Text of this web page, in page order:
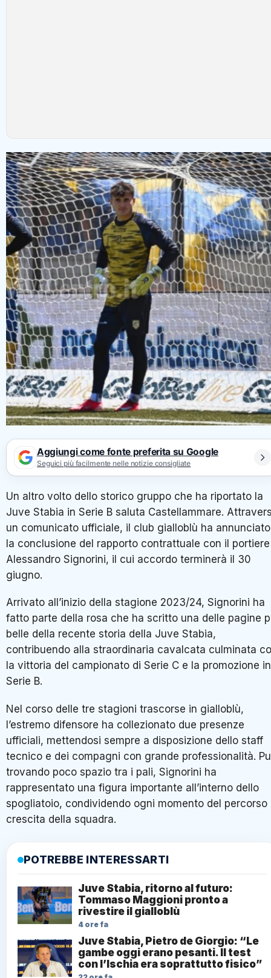
Aggiungi come fonte preferita su Google
Seguici più facilmente nelle notizie consigliate
Un altro volto dello storico gruppo che ha riportato la
Juve Stabia in Serie B saluta Castellammare.
un comunicato ufficiale, il club gialloblù ha annunciato
la conclusione del rapporto contrattuale con il portiere
Alessandro Signorini, il cui accordo terminerà il 30
giugno.
Arrivato all’inizio della stagione 2023/24, Signorini ha
fatto parte della rosa che ha scritto una delle pagine
belle della recente storia della Juve Stabia,
contribuendo alla straordinaria cavalcata culminata
la vittoria del campionato di Serie C e la promozione in
Serie B.
Nel corso delle tre stagioni trascorse in gialloblù,
l’estremo difensore ha collezionato due presenze
ufficiali, mettendosi sempre a disposizione dello staff
tecnico e dei compagni con grande professionalità.
trovando poco spazio tra i pali, Signorini ha
rappresentato una figura importante all’interno dello
spogliatoio, condividendo ogni momento del percorso
crescita della squadra.
POTREBBE INTERESSARTI
Juve Stabia, ritorno al futuro:
Tommaso Maggioni pronto a
rivestire il gialloblù
4 ore fa
Juve Stabia, Pietro de Giorgio: “Le
gambe oggi erano pesanti. Il test
con l’Ischia era soprattutto fisico”